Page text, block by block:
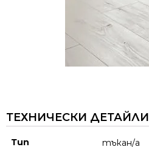
ТЕХНИЧЕСКИ ДЕТАЙЛИ
Тип тъкан/а